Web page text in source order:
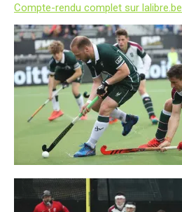
Compte-rendu complet sur lalibre.be